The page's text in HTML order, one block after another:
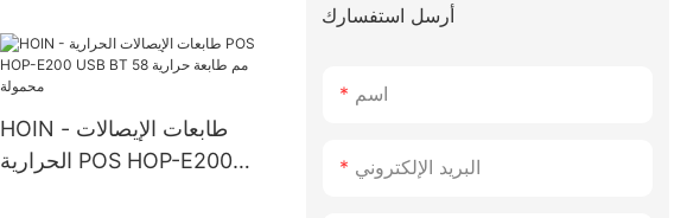
HOIN - طابعات الإيصالات
الحرارية POS HOP-E200
أرسل استفسارك
اسم
البريد الإلكتروني